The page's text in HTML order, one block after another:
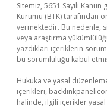
Sitemiz, 5651 Sayılı
Kurumu (BTK) tarafından
vermektedir. Bu nedenle,
veya araştırma
yazdıkları içeriklerin
bu sorumluluğu kabul
Hukuka ve yasal
içerikleri,
halinde, ilgili içerikler